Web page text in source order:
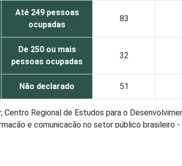
Até 249 pessoas
ocupadas
83
De 250 ou mais
pessoas ocupadas
32
Não declarado 51
Centro Regional de Estudos para o
e comunicação no setor público brasileiro